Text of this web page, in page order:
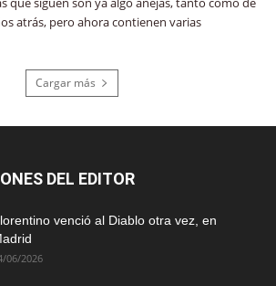
atrás, pero ahora contienen varias
Cargar más
DEL EDITOR
venció al Diablo otra vez, en
06/2026